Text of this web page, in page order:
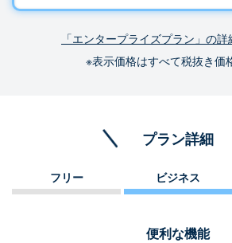
「エンタープライズプラン」の
※表示価格はすべて税抜き価
プラン詳細
フリー ビジネス
便利な機能